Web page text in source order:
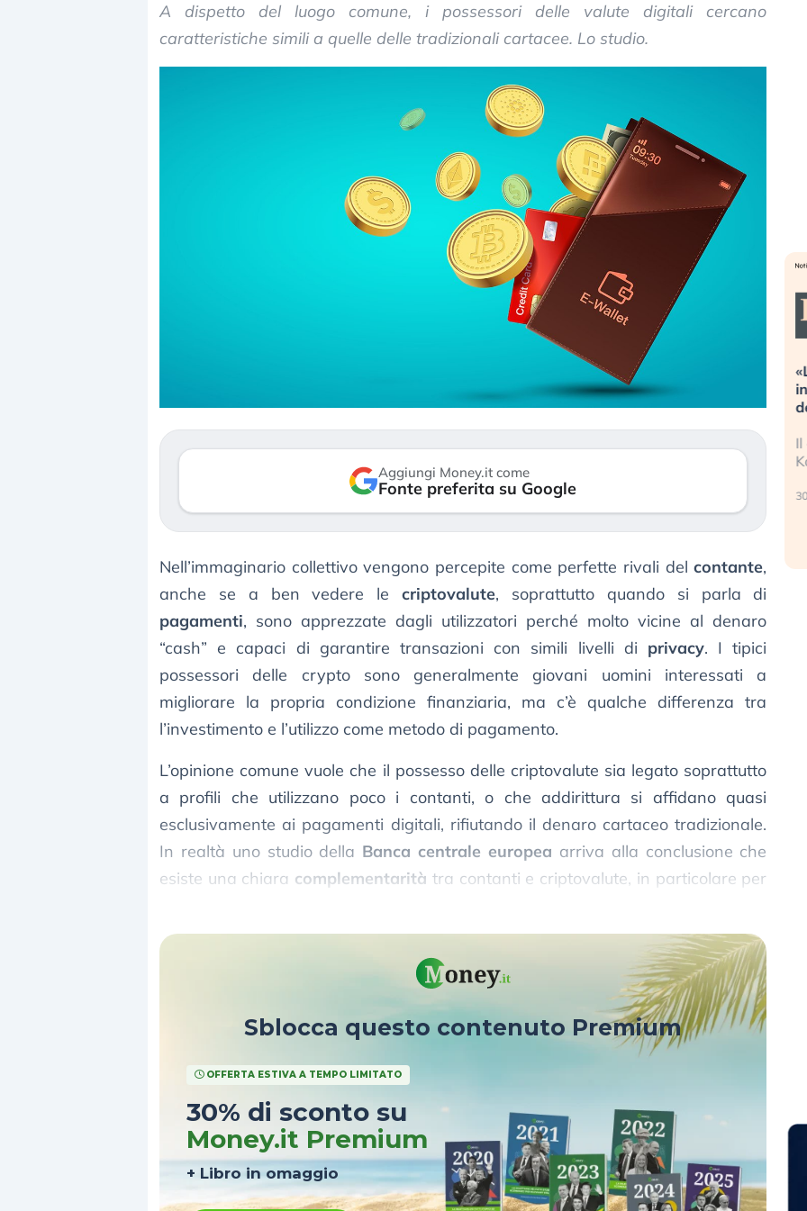
A dispetto del luogo comune, i possessori delle valute digitali cercano
caratteristiche simili a quelle delle tradizionali cartacee. Lo studio.
Aggiungi Money.it come
Fonte preferita su Google
Nell’immaginario collettivo vengono percepite come perfette rivali delcontante,
anche se a ben vedere lecriptovalute, soprattutto quando si parla di
pagamenti, sono apprezzate dagli utilizzatori perché molto vicine al denaro
“cash” e capaci di garantire transazioni con simili livelli di privacy. I tipici
possessori delle crypto sono generalmente giovani uomini interessati a
migliorare la propria condizione finanziaria, ma c’è qualche differenza tra
l’investimento e l’utilizzo come metodo di pagamento.
L’opinione comune vuole che il possesso delle criptovalute sia legato soprattutto
a profili che utilizzano poco i contanti, o che addirittura si affidano quasi
esclusivamente ai pagamenti digitali, rifiutando il denaro cartaceo tradizionale.
In realtà uno studio della Banca centrale europea arriva alla conclusione che
esiste una chiara complementarità tra contanti e criptovalute, in particolare per
Sblocca questo contenuto Premium
OFFERTA ESTIVA A TEMPO LIMITATO
30% di sconto su
Money.it Premium
+ Libro in omaggio
correzione. Cosa sta guidando il
repricing degli asset?
verso le (…)
3 agosto 2026
«La mia vita è rovinata».
in preda al panico dopo lo
della bolla AI
Il crollo della bolla AI travolge il
Kospi, mentre gli investitori